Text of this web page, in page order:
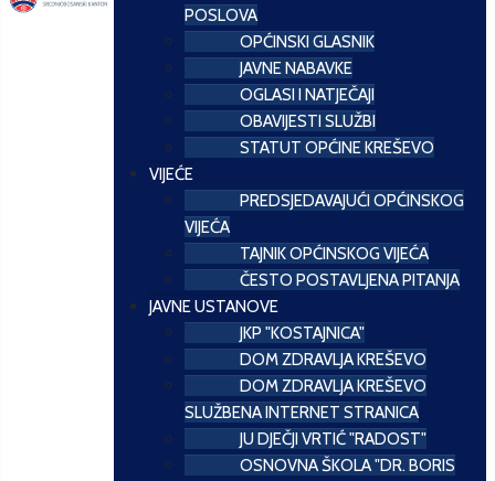
POSLOVA
OPĆINSKI GLASNIK
JAVNE NABAVKE
OGLASI I NATJEČAJI
OBAVIJESTI SLUŽBI
STATUT OPĆINE KREŠEVO
VIJEĆE
PREDSJEDAVAJUĆI OPĆINSKOG
VIJEĆA
TAJNIK OPĆINSKOG VIJEĆA
ČESTO POSTAVLJENA PITANJA
JAVNE USTANOVE
JKP "KOSTAJNICA"
DOM ZDRAVLJA KREŠEVO
DOM ZDRAVLJA KREŠEVO
SLUŽBENA INTERNET STRANICA
JU DJEČJI VRTIĆ "RADOST"
OSNOVNA ŠKOLA "DR. BORIS